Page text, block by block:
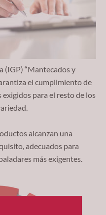
(IGP) “Mantecados y
el cumplimiento de
para el resto de los
alcanzan una
adecuados para
más exigentes.